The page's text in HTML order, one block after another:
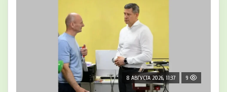
8 АВГУСТА 2026, 11:37 9